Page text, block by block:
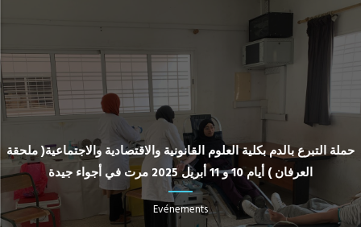
حملة التبرع بالدم بكلية العلوم القانونية والاقتصادية والاجتماعية( ملحقة
العرفان ) أيام 10 و 11 أبريل 2025 مرت في أجواء جيدة
Evénements